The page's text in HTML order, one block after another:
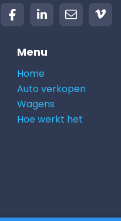
Menu
Home
Auto verkopen
Wagens
Hoe werkt het